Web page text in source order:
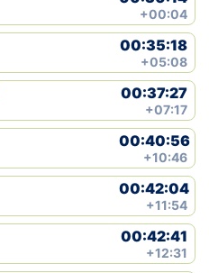
OTSI
+00:04
00:35:18
+05:08
00:37:27
+07:17
00:40:56
+10:46
00:42:04
+11:54
00:42:41
+12:31